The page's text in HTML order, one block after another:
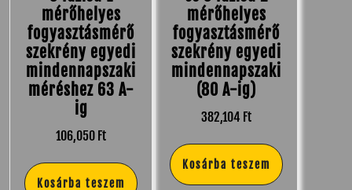
mérőhelyes
fogyasztásmérő
szekrény egyedi
mindennapszaki
méréshez 63 A-
ig
106,050 Ft
Kosárba teszem
mérőhelyes
fogyasztásmérő
szekrény egyedi
mindennapszaki
(80 A-ig)
382,104 Ft
Kosárba teszem